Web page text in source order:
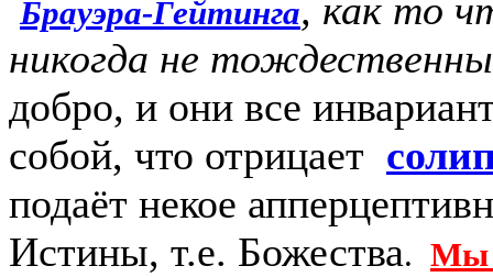
Брауэра-Гейтинга, как то
никогда не
добро, и они все
собой, что отрицает
подаёт некое
Истины, т.е. Божества. Мы